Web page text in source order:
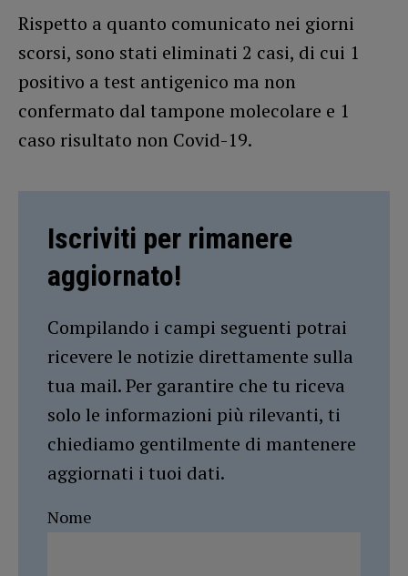
Rispetto a quanto comunicato nei giorni
scorsi, sono stati eliminati 2 casi, di cui 1
positivo a test antigenico ma non
confermato dal tampone molecolare e 1
caso risultato non Covid-19.
Iscriviti per rimanere
aggiornato!
Compilando i campi seguenti potrai
ricevere le notizie direttamente sulla
tua mail. Per garantire che tu riceva
solo le informazioni più rilevanti, ti
chiediamo gentilmente di mantenere
aggiornati i tuoi dati.
Nome